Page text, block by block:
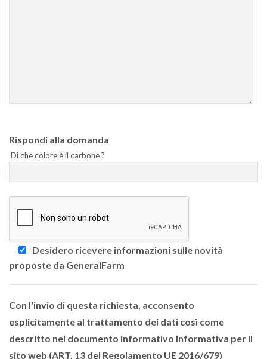
Rispondi alla domanda
Di che colore è il carbone ?
Desidero ricevere informazioni sulle novità
proposte da GeneralFarm
Con l'invio di questa richiesta, acconsento
esplicitamente al trattamento dei dati così come
descritto nel documento informativo Informativa per il
sito web (ART. 13 del Regolamento UE 2016/679)